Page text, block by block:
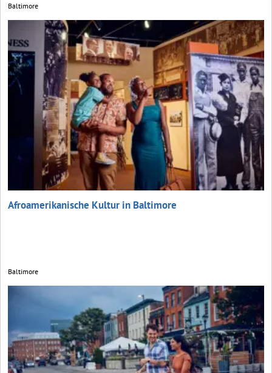
Baltimore
Afroamerikanische Kultur in Baltimore
Baltimore